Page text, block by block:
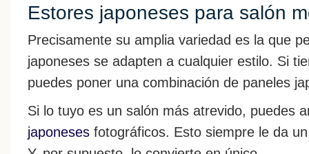
Estores japoneses para salón
Precisamente su amplia variedad es la que
japoneses se adapten a cualquier estilo. Si
puedes poner una combinación de paneles
Si lo tuyo es un salón más atrevido, puedes
japoneses fotográficos. Esto siempre le da